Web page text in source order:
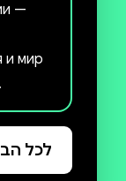
—
и мир
и
לכל